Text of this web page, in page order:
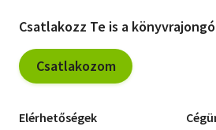
Csatlakozz Te is a
Csatlakozom
Elérhetőségek